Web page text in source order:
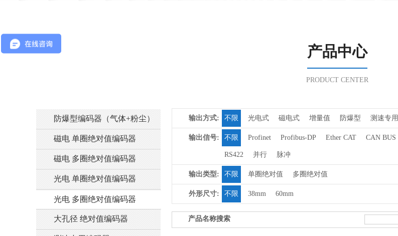
产品中心
PRODUCT CENTER
输出方式: 不限 光电式 磁电式 增量值 防爆型 测速专用
输出信号: 不限 Profinet Profibus-DP Ether CAT CAN BUS
RS422 并行 脉冲
输出类型: 不限 单圈绝对值 多圈绝对值
外形尺寸: 不限 38mm 60mm
产品名称搜索
防爆型编码器（气体+粉尘）
磁电 单圈绝对值编码器
磁电 多圈绝对值编码器
光电 单圈绝对值编码器
光电 多圈绝对值编码器
大孔径 绝对值编码器